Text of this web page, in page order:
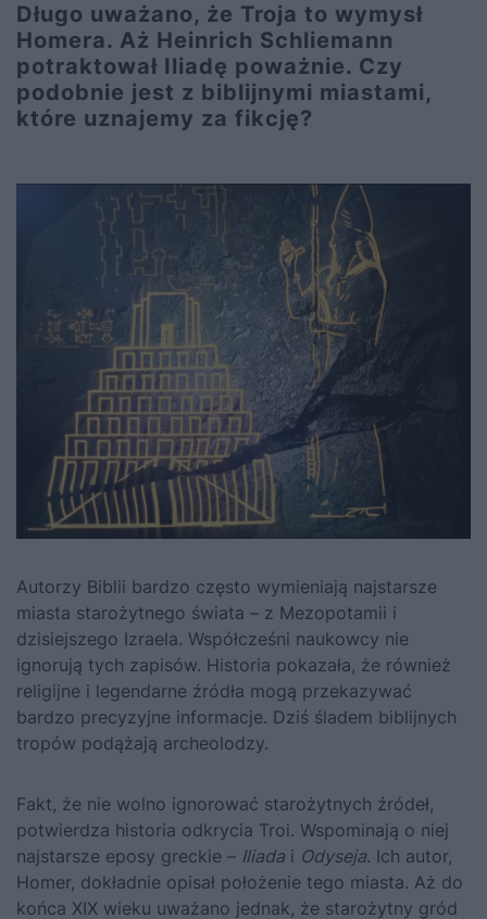
Długo uważano, że Troja to wymysł
Homera. Aż Heinrich Schliemann
potraktował Iliadę poważnie. Czy
podobnie jest z biblijnymi miastami,
które uznajemy za fikcję?
Autorzy Biblii bardzo często wymieniają najstarsze
miasta starożytnego świata – z Mezopotamii i
dzisiejszego Izraela. Współcześni naukowcy nie
ignorują tych zapisów. Historia pokazała, że również
religijne i legendarne źródła mogą przekazywać
bardzo precyzyjne informacje. Dziś śladem biblijnych
tropów podążają archeolodzy.
Fakt, że nie wolno ignorować starożytnych źródeł,
potwierdza historia odkrycia Troi. Wspominają o niej
najstarsze eposy greckie – Iliada i Odyseja. Ich autor,
Homer, dokładnie opisał położenie tego miasta. Aż do
końca XIX wieku uważano jednak, że starożytny gród